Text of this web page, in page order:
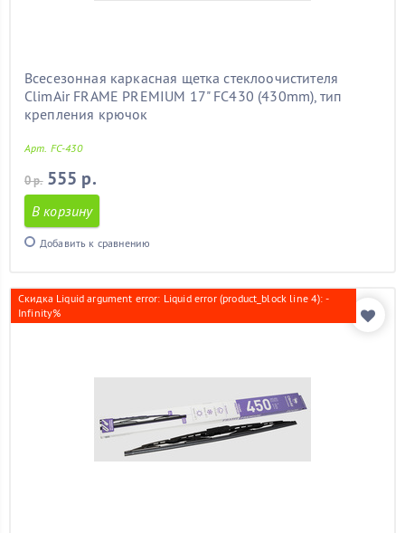
Всесезонная каркасная щетка стеклоочистителя
ClimAir FRAME PREMIUM 17" FC430 (430mm), тип
крепления крючок
Арт. FC-430
0 р. 555 р.
В корзину
Добавить к сравнению
Скидка Liquid argument error: Liquid error (product_block line 4): -
Infinity%